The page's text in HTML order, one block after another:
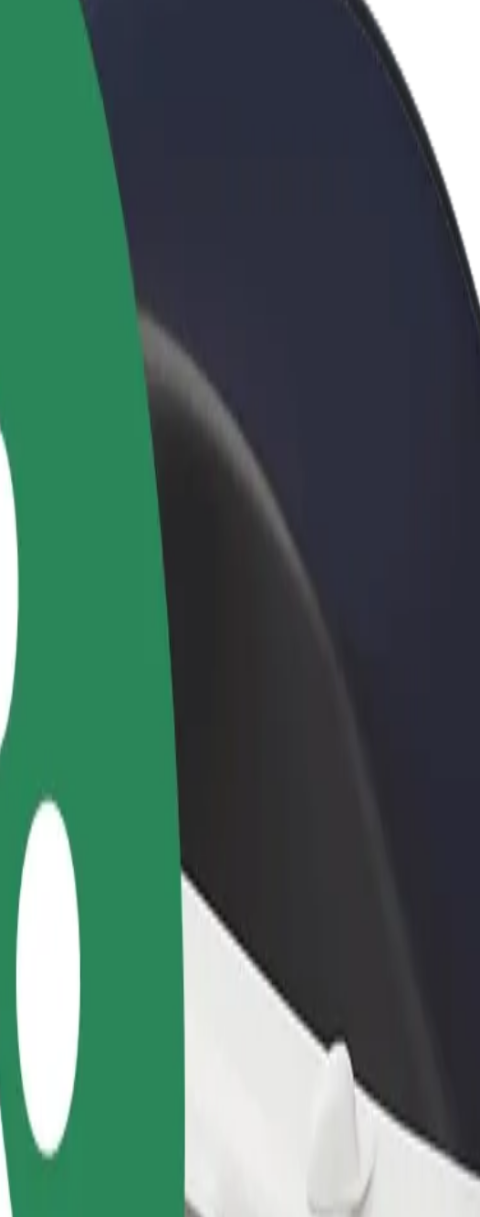
เพิ่มร้านอาหารหรือร้านค้า
เพิ่มรายได้ด้วยการเข้าถึง
ลูกค้ามากขึ้น
ลงทะเบียนเป็นเจ้าของฟลีท
เพิ่มรายได้ด้วยการเพิ่มฟลีทของ
ผลิตภั
Hotel ไปยัง Face Club อยู่ใช่ไหม มาดูบริการของเราและค้นหาเส้นทางที่ดี
ดาวน์โหลดแอป